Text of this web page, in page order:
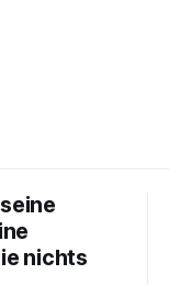
nichts